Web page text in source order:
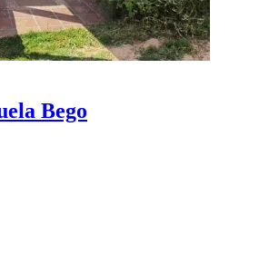
Bego